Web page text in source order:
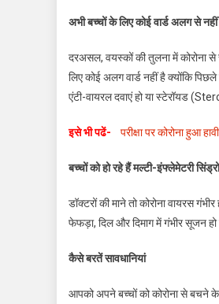
अभी बच्चों के लिए कोई वार्ड अलग से
दरअसल, वयस्कों की तुलना में कोरोना से
लिए कोई अलग वार्ड नहीं है क्योंकि
एंटी-वायरल दवाएं हो या स्टेरॉयड
इसे भी पढें- परीक्षा पर कोरोना हुआ हावी
बच्चों को हो रहे हैं मल्टी-इंफ्लेमेटरी
डॉक्टरों की माने तो कोरोना वायरस
फेफड़ा, दिल और दिमाग में गंभीर सूजन
कैसे बरतें सावधानियां
आपको अपने बच्चों को कोरोना से बचने के